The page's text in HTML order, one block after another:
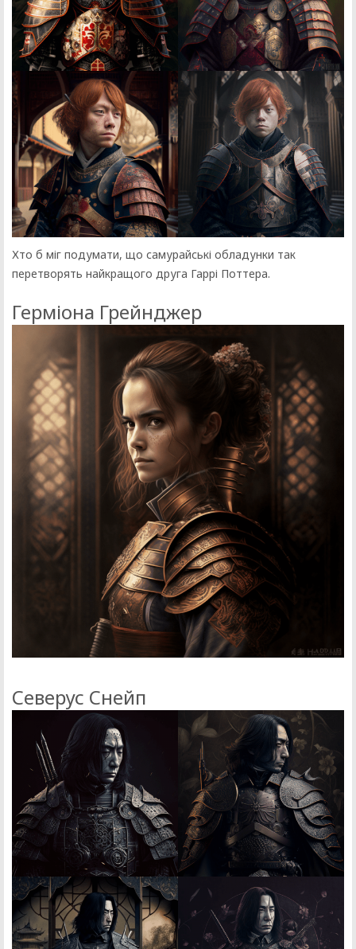
Хто б міг подумати, що самурайські обладунки так
перетворять найкращого друга Гаррі Поттера.
Герміона Грейнджер
Северус Снейп